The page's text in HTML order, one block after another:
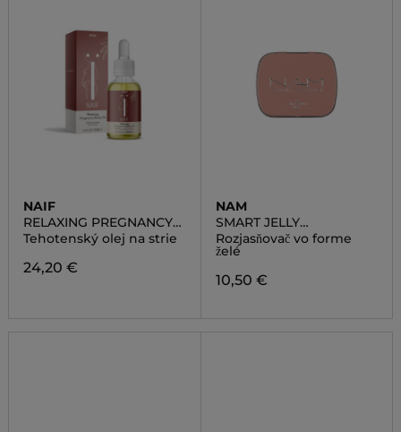
NAIF
RELAXING PREGNANCY
BODY OIL
Tehotenský olej na strie
24,20 €
NAM
SMART JELLY
HIGHLIGHTER
Rozjasňovač vo forme
želé
10,50 €